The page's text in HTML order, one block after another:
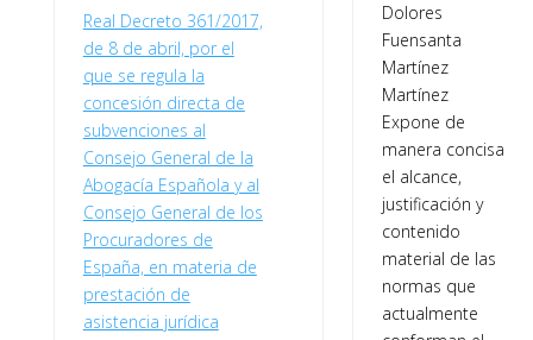
Real Decreto 361/2017,
de 8 de abril, por el
que se regula la
concesión directa de
subvenciones al
Consejo General de la
Abogacía Española y al
Consejo General de los
Procuradores de
España, en materia de
prestación de
asistencia jurídica
Dolores
Fuensanta
Martínez
Martínez
Expone de
manera concisa
el alcance,
justificación y
contenido
material de las
normas que
actualmente